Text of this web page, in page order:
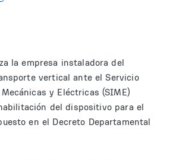
la empresa instaladora del
vertical ante el Servicio
y Eléctricas (SIME)
del dispositivo para el
en el Decreto Departamental